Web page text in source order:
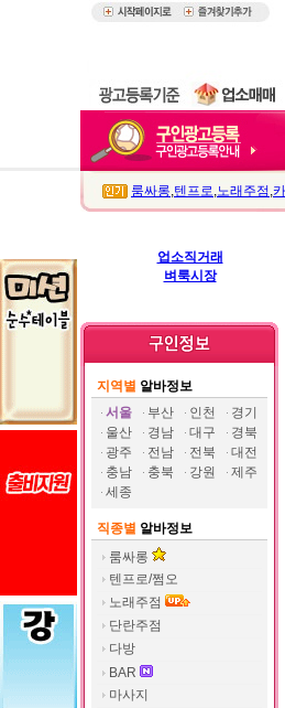
룸싸롱,텐프로,노래주점 ,
업소직거래
벼룩시장
지역별 알바정보
서울
부산 인천
경기
울산
경남 대구
경북
광주
전남 전북
대전
충남
충북 강원
제주
세종
직종별 알바정보
룸싸롱
텐프로/쩜오
노래주점
단란주점
다방
BAR
마사지